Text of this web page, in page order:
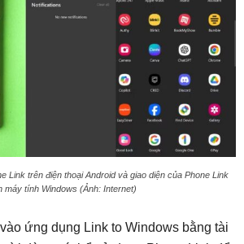
Link trên điện thoại Android và giao diện của Phone Link
máy tính Windows (Ảnh: Internet)
ứng dụng Link to Windows bằng tài